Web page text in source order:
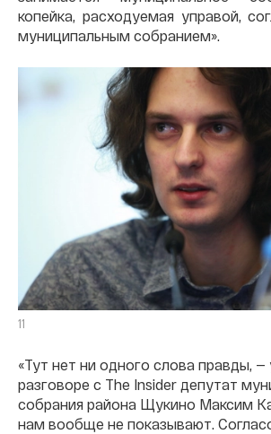
копейка, расходуемая управой,
муниципальным собранием».
11
«Тут нет ни одного слова правды,
разговоре с The Insider депутат
собрания района Щукино Максим
нам вообще не показывают.